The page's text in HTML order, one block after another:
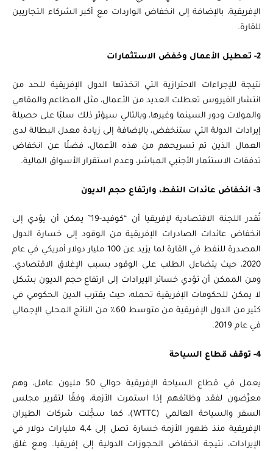
الإفريقية، بالإضافة إلى انخفاض الواردات مع أكبر الشركاء التجاريين
للقارة.
نتيجة للإجراءات الاحترازية التي اتخذتها الدول الإفريقية للحد من
انتشار الفيروس تعطلت العديد من الأعمال، مثل المطاعم والمقاهي
والمولات ودور السينما وغيرها، وبالتالي سيؤثر ذلك سلبًا على حصيلة
إيرادات الدولة التي ستنخفض، بالإضافة إلى زيادة معدل البطالة لدى
العمال الذين تم تسريحهم من هذه الأعمال، فضلًا عن انخفاض
تدفقات الاستثمار الأجنبي المباشر، وعدم استقرار الأسواق المالية.
تُقدر اللجنة الاقتصادية لإفريقيا أن “كوفيد-19” يمكن أن يؤدي إلى
انخفاض عائدات الصادرات الإفريقية من الوقود إلى خسارة الدول
المصدرة للنفط في القارة لما يزيد عن 100 مليار دولار أمريكي في عام
2020، حيث يتضاءل الطلب على الوقود بسبب الإغلاق الاقتصادي.
ومن الممكن أن تؤدي خسائر الإيرادات إلى ارتفاع حجم الديون بشكل
لا يمكن للحكومات الإفريقية تحمله، حيث يقترب الدين الحكومي في
كثير من الدول الإفريقية من متوسط ​​60٪ من الناتج المحلي الإجمالي
في عام 2019.
يعمل في قطاع السياحة الإفريقية حوالي 50 مليون عامل، وهم
معرَّضون لفقد وظائفهم إذا استمرت الأزمة، وفقًا لتقرير مجلس
السفر والسياحة العالمي (WTTC)، كما سجَّلت شركات الطيران
الإفريقية منذ ظهور الأزمة خسارة تصل إلى 4,4 مليارات دولار في
الإيرادات، نتيجة انخفاض الحجوزات الدولية إلى إفريقيا. ومع غلق